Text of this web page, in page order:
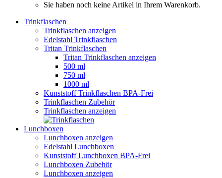
Sie haben noch keine Artikel in Ihrem Warenkorb.
Trinkflaschen
Trinkflaschen anzeigen
Edelstahl Trinkflaschen
Tritan Trinkflaschen
Tritan Trinkflaschen anzeigen
500 ml
750 ml
1000 ml
Kunststoff Trinkflaschen BPA-Frei
Trinkflaschen Zubehör
Trinkflaschen anzeigen
Lunchboxen
Lunchboxen anzeigen
Edelstahl Lunchboxen
Kunststoff Lunchboxen BPA-Frei
Lunchboxen Zubehör
Lunchboxen anzeigen